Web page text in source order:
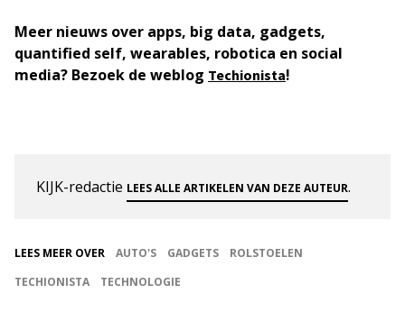
Meer nieuws over apps, big data, gadgets,
quantified self, wearables, robotica en social
media? Bezoek de weblog Techionista!
KIJK-redactie LEES ALLE ARTIKELEN VAN DEZE AUTEUR.
LEES MEER OVER AUTO'S GADGETS
ROLSTOELEN
TECHIONISTA
TECHNOLOGIE